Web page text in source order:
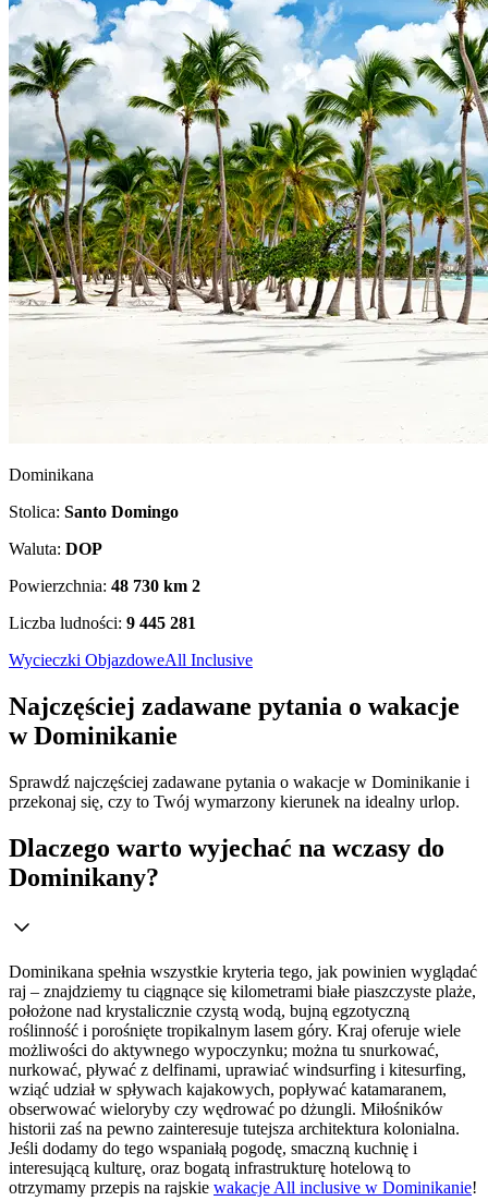
Dominikana
Stolica: Santo Domingo
Waluta: DOP
Powierzchnia: 48 730 km 2
Liczba ludności: 9 445 281
Wycieczki ObjazdoweAll Inclusive
Najczęściej zadawane pytania o wakacje
w Dominikanie
Sprawdź najczęściej zadawane pytania o wakacje w Dominikanie i
przekonaj się, czy to Twój wymarzony kierunek na idealny urlop.
Dlaczego warto wyjechać na wczasy do
Dominikany?
Dominikana spełnia wszystkie kryteria tego, jak powinien wyglądać
raj – znajdziemy tu ciągnące się kilometrami białe piaszczyste plaże,
położone nad krystalicznie czystą wodą, bujną egzotyczną
roślinność i porośnięte tropikalnym lasem góry. Kraj oferuje wiele
możliwości do aktywnego wypoczynku; można tu snurkować,
nurkować, pływać z delfinami, uprawiać windsurfing i kitesurfing,
wziąć udział w spływach kajakowych, popływać katamaranem,
obserwować wieloryby czy wędrować po dżungli. Miłośników
historii zaś na pewno zainteresuje tutejsza architektura kolonialna.
Jeśli dodamy do tego wspaniałą pogodę, smaczną kuchnię i
interesującą kulturę, oraz bogatą infrastrukturę hotelową to
otrzymamy przepis na rajskie wakacje All inclusive w Dominikanie!